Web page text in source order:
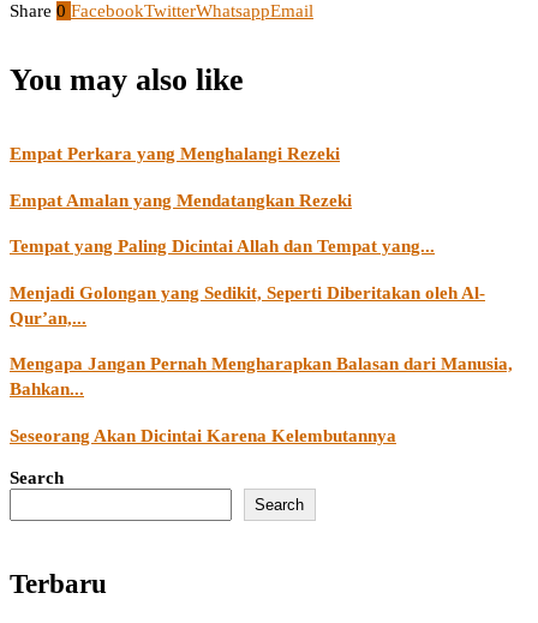
Share 0 FacebookTwitterWhatsappEmail
You may also like
Empat Perkara yang Menghalangi Rezeki
Empat Amalan yang Mendatangkan Rezeki
Tempat yang Paling Dicintai Allah dan Tempat yang...
Menjadi Golongan yang Sedikit, Seperti Diberitakan oleh Al-
Qur’an,...
Mengapa Jangan Pernah Mengharapkan Balasan dari Manusia,
Bahkan...
Seseorang Akan Dicintai Karena Kelembutannya
Search
Search
Terbaru